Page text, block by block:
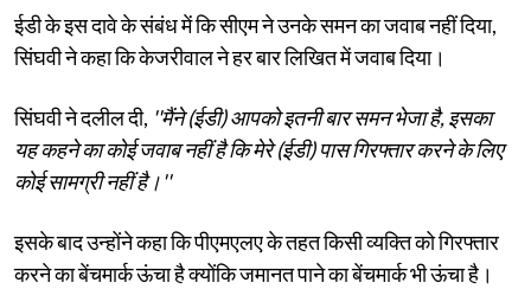
ईडी के इस दावे के संबंध में कि सीएम ने उनके समन का जवाब नहीं दिया,
सिंघवी ने कहा कि केजरीवाल ने हर बार लिखित में जवाब दिया।
सिंघवी ने दलील दी, ''मैंने (ईडी) आपको इतनी बार समन भेजा है, इसका
यह कहने का कोई जवाब नहीं है कि मेरे (ईडी) पास गिरफ्तार करने के लिए
कोई सामग्री नहीं है।''
इसके बाद उन्होंने कहा कि पीएमएलए के तहत किसी व्यक्ति को गिरफ्तार
करने का बेंचमार्क ऊंचा है क्योंकि जमानत पाने का बेंचमार्क भी ऊंचा है।